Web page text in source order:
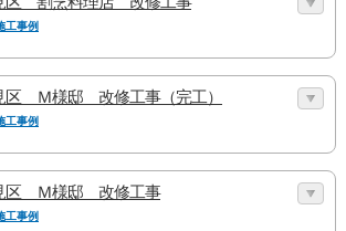
工事例
区 Ｍ様邸 改修工事（完工）
工事例
区 Ｍ様邸 改修工事
工事例